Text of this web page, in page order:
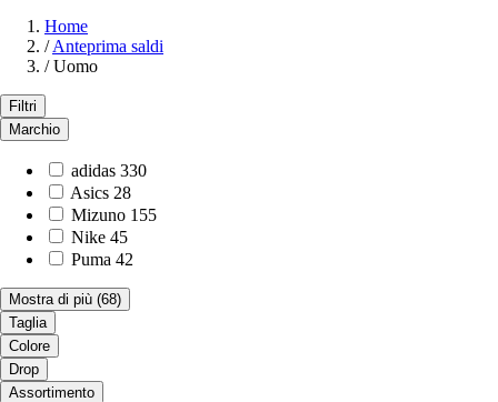
Home
/Anteprima saldi
/ Uomo
Filtri
Marchio
adidas 330
Asics 28
Mizuno 155
Nike 45
Puma 42
Mostra di più (68)
Taglia
Colore
Drop
Assortimento